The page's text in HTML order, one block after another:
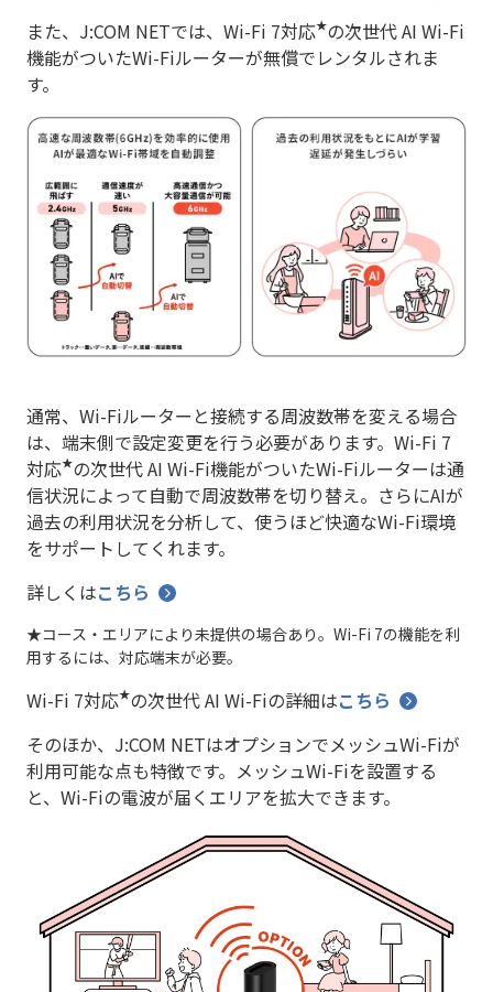
また、J:COM NETでは、Wi-Fi 7対応★の次世代 AI Wi-Fi
機能がついたWi-Fiルーターが無償でレンタルされま
す。
通常、Wi-Fiルーターと接続する周波数帯を変える場合
は、端末側で設定変更を行う必要があります。Wi-Fi 7
対応★の次世代 AI Wi-Fi機能がついたWi-Fiルーターは通
信状況によって自動で周波数帯を切り替え。さらにAIが
過去の利用状況を分析して、使うほど快適なWi-Fi環境
をサポートしてくれます。
詳しくはこちら
★コース・エリアにより未提供の場合あり。Wi-Fi 7の機能を利
用するには、対応端末が必要。
Wi-Fi 7対応★の次世代 AI Wi-Fiの詳細はこちら
そのほか、J:COM NETはオプションでメッシュWi-Fiが
利用可能な点も特徴です。メッシュWi-Fiを設置する
と、Wi-Fiの電波が届くエリアを拡大できます。